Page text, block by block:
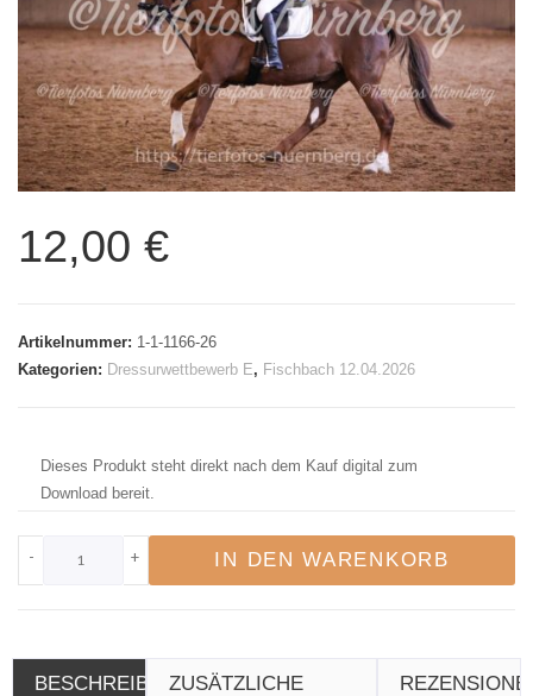
12,00 €
Artikelnummer: 1-1-1166-26
Kategorien: Dressurwettbewerb E, Fischbach 12.04.2026
Dieses Produkt steht direkt nach dem Kauf digital zum
Download bereit.
- + IN DEN WARENKORB
BESCHREIBUNGZUSÄTZLICHE